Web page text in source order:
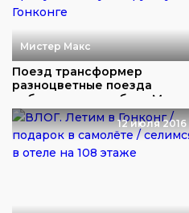
Мистер Макс
Поезд трансформер
разноцветные поезда
собираются в робота Ма...
12 июля 2016